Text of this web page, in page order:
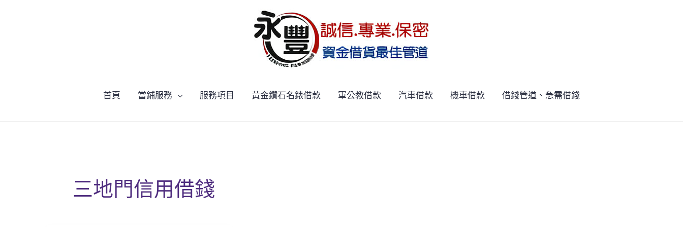
首頁
當鋪服務 服務項目 黃金鑽石名錶借款 軍公教借款 汽車借款 機車借款 借錢管道、急需借錢
三地門信用借錢